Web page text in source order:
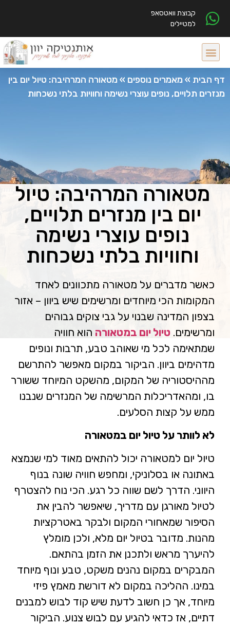
קבוצת וואטסאפ
למטיילים
דף הבית »מאמרים נוספים »מטאורה המרהיבה: טיול יום בין
מנזרים תלויים, נופים עוצרי נשימה וחוויות בלתי נשכחות
מטאורה המרהיבה: טיול
יום בין מנזרים תלויים,
נופים עוצרי נשימה
וחוויות בלתי נשכחות
כאשר מדברים על מטאורה מתכוונים לאחד
המקומות הכי מיוחדים ומרשימים שיש ביוון – אזור
בצפון המדינה שבנוי על גבי צוקים גבוהים
ומרשימים. טיול יום במטאורה הוא חוויה
שמתאימה לכל מי שאוהב טבע, תרבות ונופים
מדהימים ביוון. הביקור במקום מאפשר להתרשם
מההיסטוריה של המקום, מהשקט המיוחד ששורר
בו, ומהאדריכלות המרשימה של המנזרים שנבנו
ממש על קצות הסלעים.
לא לוותר על טיול יום במטאורה
טיול יום למטאורה יכול להתאים מאוד למי שנמצא
באתונה או בסלוניקי, ומחפש חוויה שונה בנוף
היווני. הדרך לשם שווה כל רגע. הכי נוח להצטרף
לטיול מאורגן עם מדריך, שיאפשר להבין את
הסיפור שמאחורי המקום ולבקר באטרקציות
מהנות. מדובר בטיול יום מלא, ולכן מומלץ
להיערך מראש ולתכנן את הזמן בהתאם.
המבקרים במקום נהנים משקט, טבע ונוף מיוחד
במינו. ההליכה במקום לא דורשת מאמץ פיזי
מיוחד, אך כן חשוב לדעת שיש קוד לבוש למבנים
דתיים, אז כדאי להגיע עם לבוש צנוע. הביקור